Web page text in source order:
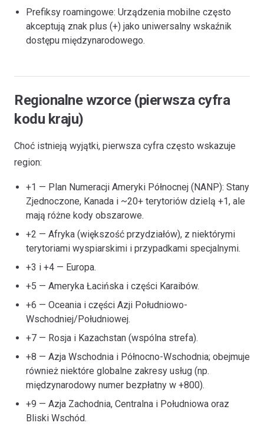
Prefiksy roamingowe: Urządzenia mobilne często
akceptują znak plus (+) jako uniwersalny wskaźnik
dostępu międzynarodowego.
Regionalne wzorce (pierwsza cyfra
kodu kraju)
Choć istnieją wyjątki, pierwsza cyfra często wskazuje
region:
+1 — Plan Numeracji Ameryki Północnej (NANP): Stany
Zjednoczone, Kanada i ~20+ terytoriów dzielą +1, ale
mają różne kody obszarowe.
+2 — Afryka (większość przydziałów), z niektórymi
terytoriami wyspiarskimi i przypadkami specjalnymi.
+3 i +4 — Europa.
+5 — Ameryka Łacińska i części Karaibów.
+6 — Oceania i części Azji Południowo-
Wschodniej/Południowej.
+7 — Rosja i Kazachstan (wspólna strefa).
+8 — Azja Wschodnia i Północno-Wschodnia; obejmuje
również niektóre globalne zakresy usług (np.
międzynarodowy numer bezpłatny w +800).
+9 — Azja Zachodnia, Centralna i Południowa oraz
Bliski Wschód.